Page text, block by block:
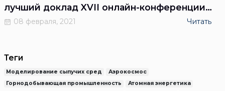
лучший доклад XVII онлайн-конференции
CADFEM/Ansys
08 февраля, 2021 Читать
Теги
Моделирование сыпучих сред
Аэрокосмос
Горнодобывающая промышленность
Атомная энергетика